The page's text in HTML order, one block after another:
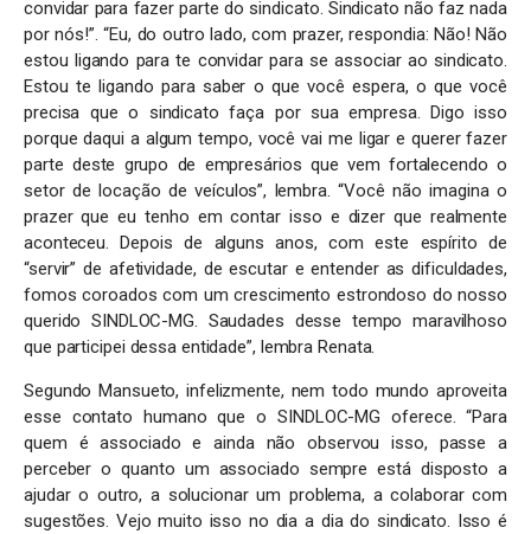
convidar para fazer parte do sindicato. Sindicato não faz nada
por nós!”. “Eu, do outro lado, com prazer, respondia: Não! Não
estou ligando para te convidar para se associar ao sindicato.
Estou te ligando para saber o que você espera, o que você
precisa que o sindicato faça por sua empresa. Digo isso
porque daqui a algum tempo, você vai me ligar e querer fazer
parte deste grupo de empresários que vem fortalecendo o
setor de locação de veículos”, lembra. “Você não imagina o
prazer que eu tenho em contar isso e dizer que realmente
aconteceu. Depois de alguns anos, com este espírito de
“servir” de afetividade, de escutar e entender as dificuldades,
fomos coroados com um crescimento estrondoso do nosso
querido SINDLOC-MG. Saudades desse tempo maravilhoso
que participei dessa entidade”, lembra Renata.
Segundo Mansueto, infelizmente, nem todo mundo aproveita
esse contato humano que o SINDLOC-MG oferece. “Para
quem é associado e ainda não observou isso, passe a
perceber o quanto um associado sempre está disposto a
ajudar o outro, a solucionar um problema, a colaborar com
sugestões. Vejo muito isso no dia a dia do sindicato. Isso é